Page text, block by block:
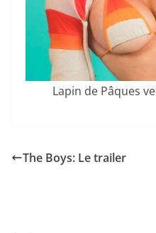
Lapin de Pâques
The Boys: Le trailer